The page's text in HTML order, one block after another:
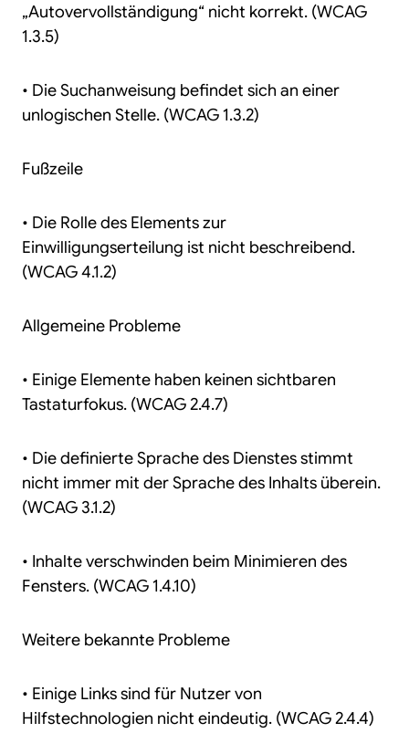
„Autovervollständigung“ nicht korrekt. (WCAG
1.3.5)
• Die Suchanweisung befindet sich an einer
unlogischen Stelle. (WCAG 1.3.2)
Fußzeile
• Die Rolle des Elements zur
Einwilligungserteilung ist nicht beschreibend.
(WCAG 4.1.2)
Allgemeine Probleme
• Einige Elemente haben keinen sichtbaren
Tastaturfokus. (WCAG 2.4.7)
• Die definierte Sprache des Dienstes stimmt
nicht immer mit der Sprache des Inhalts überein.
(WCAG 3.1.2)
• Inhalte verschwinden beim Minimieren des
Fensters. (WCAG 1.4.10)
Weitere bekannte Probleme
• Einige Links sind für Nutzer von
Hilfstechnologien nicht eindeutig. (WCAG 2.4.4)